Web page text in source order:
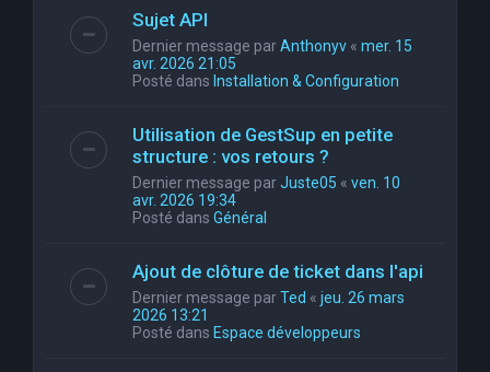
Sujet API
Dernier message parAnthonyv « mer. 15
avr. 2026 21:05
Posté dans Installation & Configuration
Utilisation de GestSup en petite
structure : vos retours ?
Dernier message parJuste05 « ven. 10
avr. 2026 19:34
Posté dans Général
Ajout de clôture de ticket dans l'api
Dernier message parTed « jeu. 26 mars
2026 13:21
Posté dans Espace développeurs